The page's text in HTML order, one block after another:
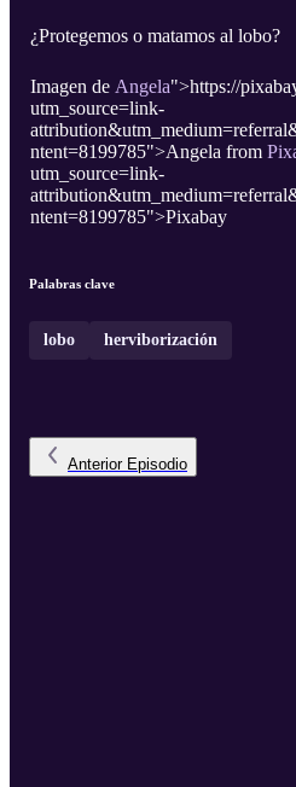
¿Protegemos o matamos al lobo?
Imagen de Angela">https://
utm_source=link-
ntent=8199785">Angela from
utm_source=link-
ntent=8199785">Pixabay
Palabras clave
lobo herviborización
Anterior Episodio